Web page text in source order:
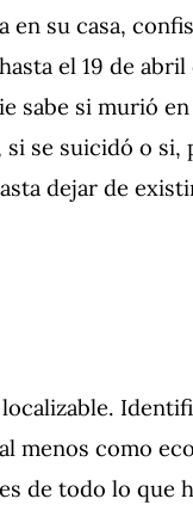
su casa,
el 19 de
sabe si murió
se suicidó o
dejar de
menos como
de todo lo que